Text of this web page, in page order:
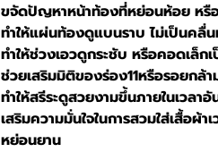
ขจัดปัญหาหน้าท้องที่หย่อนห้อย หรือ
ทำให้แผ่นท้องดูแบนราบ ไม่เป็นคลื่
ทำให้ช่วงเอวดูกระชับ หรือคอดเล็ก
ช่วยเสริมมิติของร่อง11หรือรอยก
ทำให้สรีระดูสวยงามขึ้นภายในเวลา
เสริมความมั่นใจในการสวมใส่เสื้อผ้
หย่อนยาน